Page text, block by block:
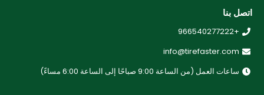
اتصل بنا
+966540277222
info@tirefaster.com
ساعات العمل (من الساعة 9:00 صباحًا إلى الساعة 6:00 مساءً)